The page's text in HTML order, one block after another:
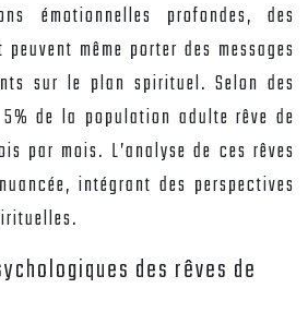
émotionnelles profondes, des
même porter des messages
sur le plan spirituel. Selon des
de la population adulte rêve de
par mois. L’analyse de ces rêves
intégrant des perspectives
des rêves de